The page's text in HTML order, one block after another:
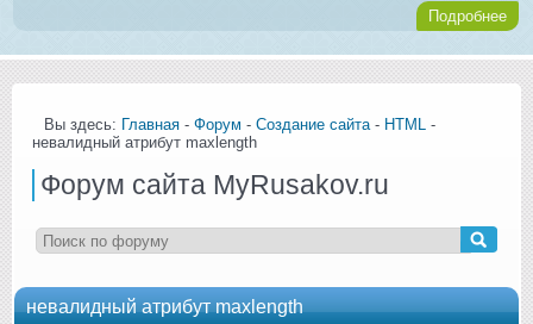
Подробнее
Вы здесь: Главная - Форум - Создание сайта - HTML -
невалидный атрибут maxlength
Форум сайта MyRusakov.ru
невалидный атрибут maxlength